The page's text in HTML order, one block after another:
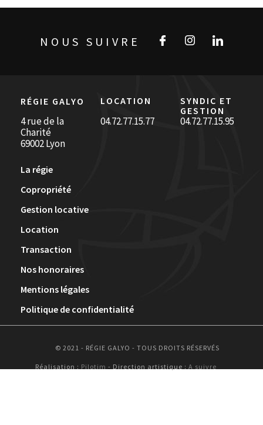
NOUS SUIVRE
RÉGIE GALYO LOCATION
SYNDIC ET
GESTION
4 rue de la
Charité
69002 Lyon
04.72.77.15.77 04.72.77.15.95
La régie
Copropriété
Gestion locative
Location
Transaction
Nos honoraires
Mentions légales
Politique de confidentialité
© 2021 - RÉGIE GALYO - TOUS DROITS RÉSERVÉS
Réalisation : Pilotim - Direction artistique : A suivre